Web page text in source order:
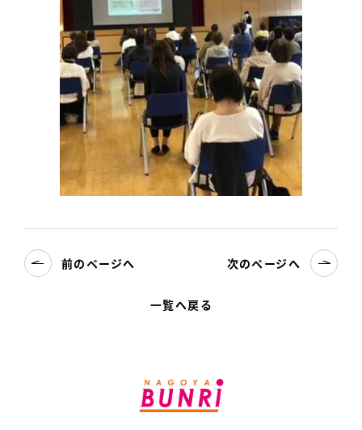
一覧へ戻る
前のページへ 次のページへ